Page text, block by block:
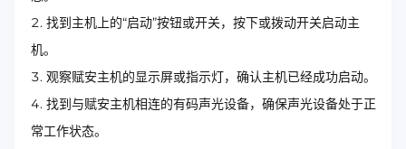
找到主机上的“启动”按钮或开关，按下或拨动开关启动主
机。
观察赋安主机的显示屏或指示灯，确认主机已经成功启动。
找到与赋安主机相连的有码声光设备，确保声光设备处于正
常工作状态。